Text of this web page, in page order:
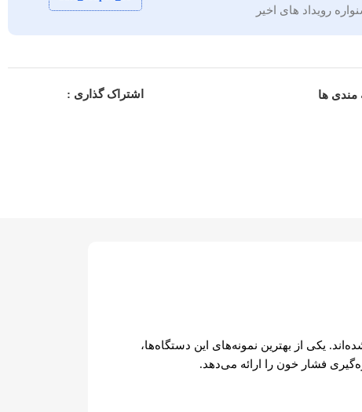
رویداد های اخیر
مندی ها اشتراک گذاری :
یکی از بهترین نمونه‌های این دستگاه‌ها،
فشار خون را ارائه می‌دهد.